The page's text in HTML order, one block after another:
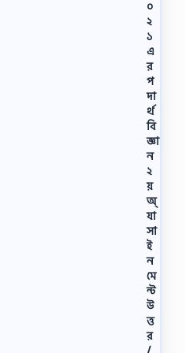
০
২
১
এ
র
প
দা
র্থ
বি
জ্ঞা
ন
২
য়
অ্
যা
সা
ই
ন
মে
ন্ট
উ
ত্ত
র
/